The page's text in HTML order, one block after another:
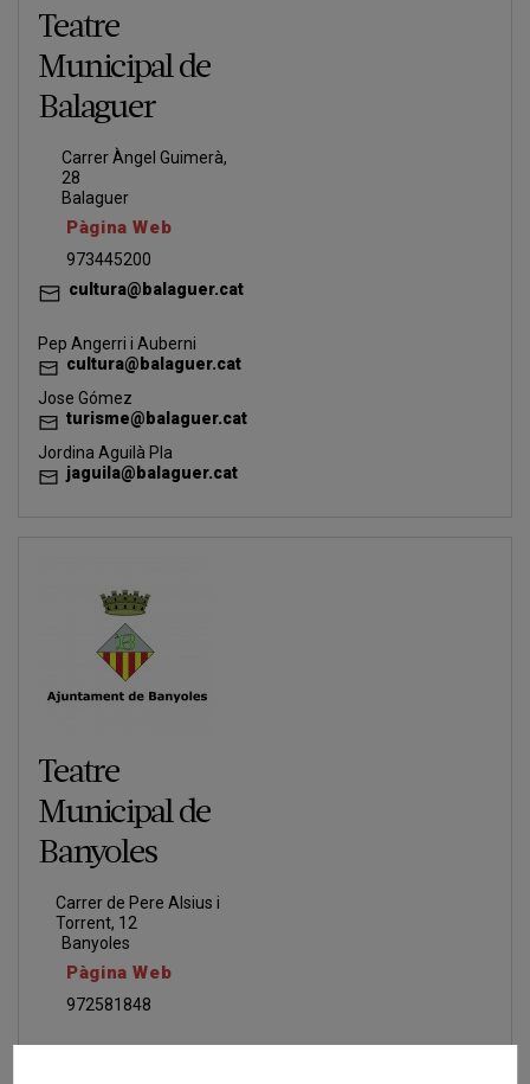
Teatre
Municipal de
Balaguer
Carrer Àngel Guimerà,
28
Balaguer
Pàgina Web
973445200
cultura@balaguer.cat
Pep Angerri i Auberni
cultura@balaguer.cat
Jose Gómez
turisme@balaguer.cat
Jordina Aguilà Pla
jaguila@balaguer.cat
Teatre
Municipal de
Banyoles
Carrer de Pere Alsius i
Torrent, 12
Banyoles
Pàgina Web
972581848